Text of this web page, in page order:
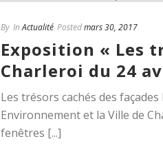
By In Actualité Postedmars 30, 2017
Exposition « Les
Charleroi du 24
Les trésors cachés des
Environnement et la Ville de
fenêtres [...]